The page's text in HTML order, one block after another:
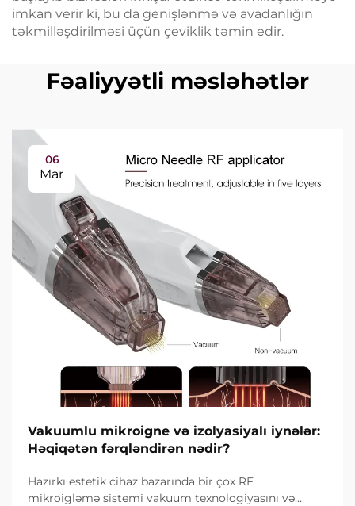
imkan verir ki, bu da genişlənmə və avadanlığın
təkmilləşdirilməsi üçün çeviklik təmin edir.
Fəaliyyətli məsləhətlər
06
Mar
Vakuumlu mikroigne və izolyasiyalı iynələr:
Həqiqətən fərqləndirən nədir?
Hazırkı estetik cihaz bazarında bir çox RF
mikroigləmə sistemi vakuum texnologiyasını və